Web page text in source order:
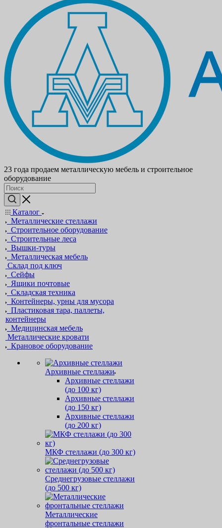
23 года продаем металлическую мебель и строительное
оборудование
Каталог
Металлические стеллажи
Строительное оборудование
Строительные леса
Вышки-туры
Металлическая мебель
Склад под ключ
Сейфы
Ящики почтовые
Складская техника
Контейнеры, урны для мусора
Пластиковая тара, паллеты,
контейнеры
Медицинская мебель
Металлические кровати
Крановое оборудование
Архивные стеллажи
Архивные стеллажи
(до 100 кг)
Архивные стеллажи
(до 150 кг)
Архивные стеллажи
(до 200 кг)
МКФ стеллажи (до 300 кг)
Среднегрузовые стеллажи
(до 500 кг)
Металлические
фронтальные стеллажи